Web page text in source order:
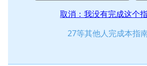
取消：我没有完成这个指
27等其他人完成本指南